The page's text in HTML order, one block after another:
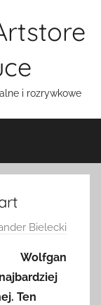
i rozrywkowe
Bielecki
Wolfgan
Ten